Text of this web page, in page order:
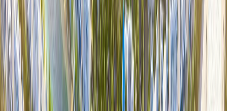
چیدمان‌های دقیق پروژه‌ها و مناطق دبی را بررسی کنید تا واحدها را
سریع‌تر مقایسه کنید.
پلان‌های طبقه